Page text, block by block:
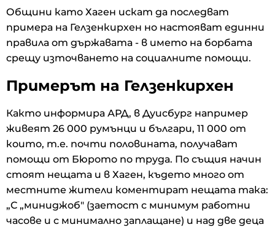
Общини като Хаген искат да последват
примера на Гелзенкирхен но настояват единни
правила от държавата - в името на борбата
срещу източването на социалните помощи.
Примерът на Гелзенкирхен
Както информира АРД, в Дуисбург например
живеят 26 000 румънци и българи, 11 000 от
които, т.е. почти половината, получават
помощи от Бюрото по труда. По същия начин
стоят нещата и в Хаген, където много от
местните жители коментират нещата така:
„С „миниджоб" (заетост с минимум работни
часове и с минимално заплащане) и над две деца